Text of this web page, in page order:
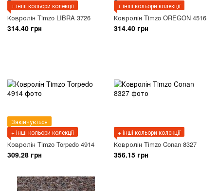
+ інші кольори колекції
Ковролін Timzo LIBRA 3726
314.40 грн
+ інші кольори колекції
Ковролін Timzo OREGON 4516
314.40 грн
Закінчується
+ інші кольори колекції
Ковролін Timzo Torpedo 4914
309.28 грн
+ інші кольори колекції
Ковролін Timzo Conan 8327
356.15 грн